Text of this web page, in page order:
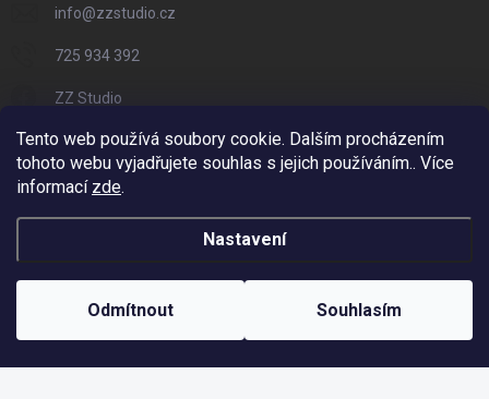
Tento web používá soubory cookie. Dalším procházením
tohoto webu vyjadřujete souhlas s jejich používáním.. Více
informací zde.
Nastavení
Odmítnout Souhlasím
info@zzstudio.cz
725 934 392
ZZ Studio
zzstudio_cz
Vytvořil Shoptet
ZZ Eshop - Svět potisku. Všechna práva vyhrazena.
Odstoupit od smlouvy